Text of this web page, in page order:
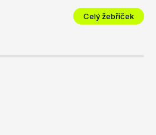
Celý žebříček